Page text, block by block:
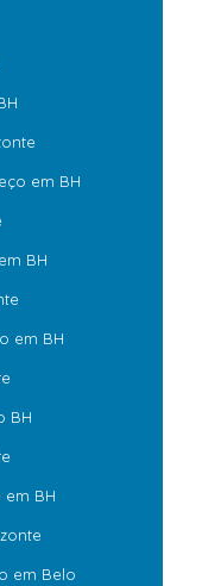
em BH
BH
em BH
BH
em BH
em Belo